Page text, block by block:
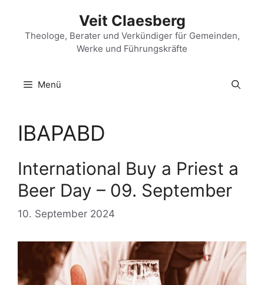
springen
Veit Claesberg
Theologe, Berater und Verkündiger für Gemeinden,
Werke und Führungskräfte
Menü
IBAPABD
International Buy a Priest a
Beer Day – 09. September
10. September 2024